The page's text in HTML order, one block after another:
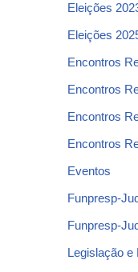
Eleições
Eleições
Encontros
Encontros
Encontros
Encontros
Eventos
Funpresp-
Funpresp-
Legislação e